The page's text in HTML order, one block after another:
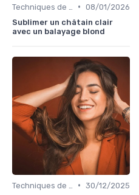
• 08/01/2026
Sublimer un châtain clair
avec un balayage blond
• 30/12/2025